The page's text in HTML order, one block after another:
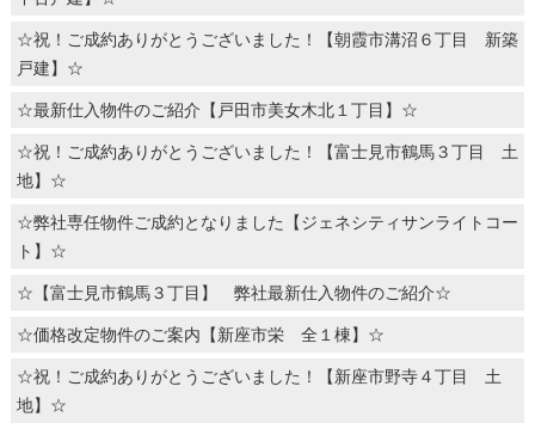
☆祝！ご成約ありがとうございました！【朝霞市溝沼６丁目 新築
戸建】☆
☆最新仕入物件のご紹介【戸田市美女木北１丁目】☆
☆祝！ご成約ありがとうございました！【富士見市鶴馬３丁目 土
地】☆
☆弊社専任物件ご成約となりました【ジェネシティサンライトコー
ト】☆
☆【富士見市鶴馬３丁目】 弊社最新仕入物件のご紹介☆
☆価格改定物件のご案内【新座市栄 全１棟】☆
☆祝！ご成約ありがとうございました！【新座市野寺４丁目 土
地】☆